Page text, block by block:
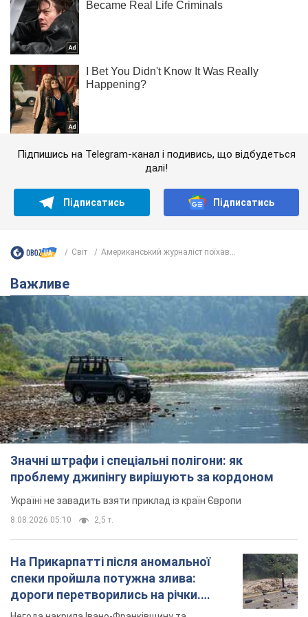
Підпишись на Telegram-канал і подивись, що відбудеться
далі!
Підписатись Підписатись
Світ Американський журналіст поїхав...
Важливе
Значні штрафи і спеціальні полігони: як
проблему джипінгу вирішують за кордоном
Україні не завадить взяти приклад із країн Європи
8.08.2026 05:10 2,5 т.
На Прикарпатті після аномальної
спеки пройшла потужна злива:
дороги перетворились на річки.
Відео